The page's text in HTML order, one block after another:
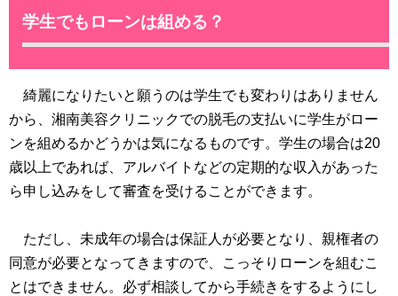
学生でもローンは組める？
綺麗になりたいと願うのは学生でも変わりはありません
から、湘南美容クリニックでの脱毛の支払いに学生がロー
ンを組めるかどうかは気になるものです。学生の場合は20
歳以上であれば、アルバイトなどの定期的な収入があった
ら申し込みをして審査を受けることができます。
ただし、未成年の場合は保証人が必要となり、親権者の
同意が必要となってきますので、こっそりローンを組むこ
とはできません。必ず相談してから手続きをするようにし